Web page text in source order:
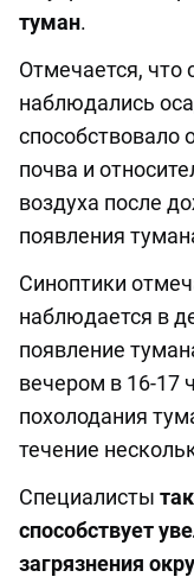
туман.
Отмечается, что
наблюдались
способствовало
почва и
воздуха после
появления
Синоптики
наблюдается в
появление
вечером в 16-17
похолодания
течение
Специалисты
способствует
загрязнения